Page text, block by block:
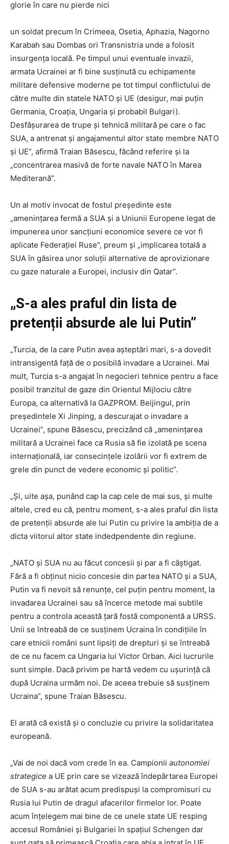
glorie în care nu pierde nici
un soldat precum în Crimeea, Osetia, Aphazia, Nagorno
Karabah sau Dombas ori Transnistria unde a folosit
insurgenţa locală. Pe timpul unui eventuale invazii,
armata Ucrainei ar fi bine susţinută cu echipamente
militare defensive moderne pe tot timpul conflictului de
către multe din statele NATO şi UE (desigur, mai puţin
Germania, Croaţia, Ungaria şi probabil Bulgari).
Desfăşurarea de trupe şi tehnică militară pe care o fac
SUA, a antrenat şi angajamentul altor state membre NATO
şi UE”, afirmă Traian Băsescu, făcând referire şi la
„concentrarea masivă de forte navale NATO în Marea
Mediterană”.
Un al motiv invocat de fostul preşedinte este
„ameninţarea fermă a SUA şi a Uniunii Europene legat de
impunerea unor sancţiuni economice severe ce vor fi
aplicate Federaţiei Ruse”, preum şi „implicarea totală a
SUA în găsirea unor soluţii alternative de aprovizionare
cu gaze naturale a Europei, inclusiv din Qatar”.
„S-a ales praful din lista de
pretenții absurde ale lui Putin”
„Turcia, de la care Putin avea aşteptări mari, s-a dovedit
intransigentă faţă de o posibilă invadare a Ucrainei. Mai
mult, Turcia s-a angajat în negocieri tehnice pentru a face
posibil tranzitul de gaze din Orientul Mijlociu către
Europa, ca alternativă la GAZPROM. Beijingul, prin
preşedintele Xi Jinping, a descurajat o invadare a
Ucrainei”, spune Băsescu, precizând că „ameninţarea
militară a Ucrainei face ca Rusia să fie izolată pe scena
internaţională, iar consecinţele izolării vor fi extrem de
grele din punct de vedere economic şi politic”.
„Şi, uite aşa, punând cap la cap cele de mai sus, şi multe
altele, cred eu că, pentru moment, s-a ales praful din lista
de pretenţii absurde ale lui Putin cu privire la ambiţia de a
dicta viitorul altor state indedpendente din regiune.
„NATO şi SUA nu au făcut concesii şi par a fi câştigat.
Fără a fi obţinut nicio concesie din partea NATO şi a SUA,
Putin va fi nevoit să renunţe, cel puţin pentru moment, la
invadarea Ucrainei sau să încerce metode mai subtile
pentru a controla această ţară fostă componentă a URSS.
Unii se întreabă de ce susţinem Ucraina în condiţiile în
care etnicii români sunt lipsiţi de drepturi şi se întreabă
de ce nu facem ca Ungaria lui Victor Orban. Aici lucrurile
sunt simple. Dacă privim pe hartă vedem cu uşurinţă că
după Ucraina urmăm noi. De aceea trebuie să susţinem
Ucraina”, spune Traian Băsescu.
El arată că există şi o concluzie cu privire la solidaritatea
europeană.
„Vai de noi dacă vom crede în ea. Campionii autonomiei
strategice a UE prin care se vizează îndepărtarea Europei
de SUA s-au arătat acum predispuşi la compromisuri cu
Rusia lui Putin de dragul afacerilor firmelor lor. Poate
acum înţelegem mai bine de ce unele state UE resping
accesul României şi Bulgariei în spaţiul Schengen dar